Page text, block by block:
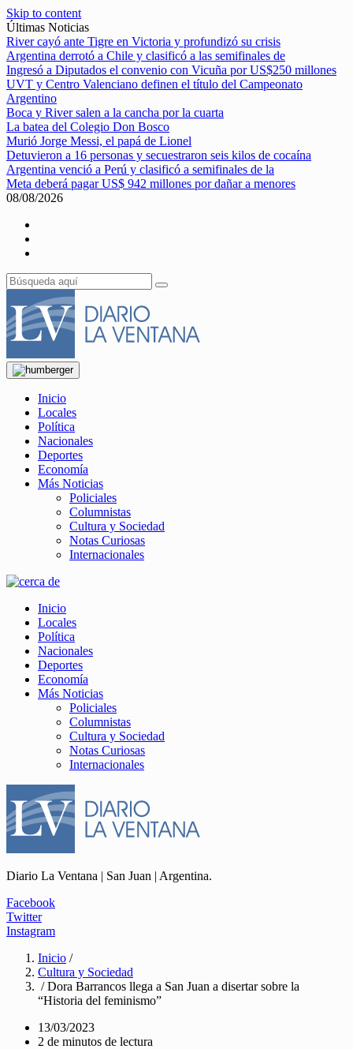
Skip to content
Últimas Noticias
River cayó ante Tigre en Victoria y profundizó su crisis
Argentina derrotó a Chile y clasificó a las semifinales de
Ingresó a Diputados el convenio con Vicuña por US$250 millones
UVT y Centro Valenciano definen el título del Campeonato
Argentino
Boca y River salen a la cancha por la cuarta
La batea del Colegio Don Bosco
Murió Jorge Messi, el papá de Lionel
Detuvieron a 16 personas y secuestraron seis kilos de cocaína
Argentina venció a Perú y clasificó a semifinales de la
Meta deberá pagar US$ 942 millones por dañar a menores
08/08/2026
Inicio
Locales
Política
Nacionales
Deportes
Economía
Más Noticias
Policiales
Columnistas
Cultura y Sociedad
Notas Curiosas
Internacionales
Inicio
Locales
Política
Nacionales
Deportes
Economía
Más Noticias
Policiales
Columnistas
Cultura y Sociedad
Notas Curiosas
Internacionales
Diario La Ventana | San Juan | Argentina.
Facebook
Twitter
Instagram
Inicio /
Cultura y Sociedad
/ Dora Barrancos llega a San Juan a disertar sobre la
“Historia del feminismo”
13/03/2023
2 de minutos de lectura